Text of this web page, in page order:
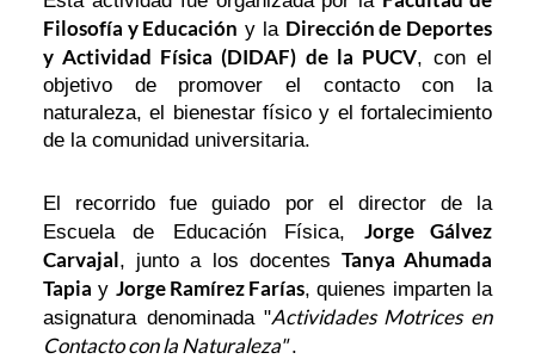
Filosofía y Educación y la Dirección de Deportes
y Actividad Física (DIDAF) de la PUCV, con el
objetivo de promover el contacto con la
naturaleza, el bienestar físico y el fortalecimiento
de la comunidad universitaria.
El recorrido fue guiado por el director de la
Escuela de Educación Física, Jorge Gálvez
Carvajal, junto a los docentes Tanya Ahumada
Tapia y Jorge Ramírez Farías, quienes imparten la
asignatura denominada "Actividades Motrices en
Contacto con la Naturaleza".